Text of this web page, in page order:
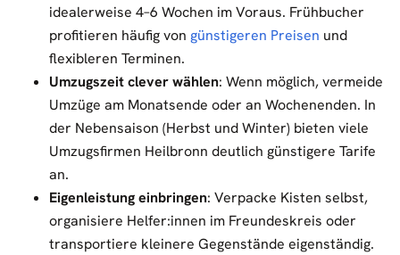
idealerweise 4–6 Wochen im Voraus. Frühbucher
profitieren häufig von günstigeren Preisen und
flexibleren Terminen.
Umzugszeit clever wählen: Wenn möglich, vermeide
Umzüge am Monatsende oder an Wochenenden. In
der Nebensaison (Herbst und Winter) bieten viele
Umzugsfirmen Heilbronn deutlich günstigere Tarife
an.
Eigenleistung einbringen: Verpacke Kisten selbst,
organisiere Helfer:innen im Freundeskreis oder
transportiere kleinere Gegenstände eigenständig.